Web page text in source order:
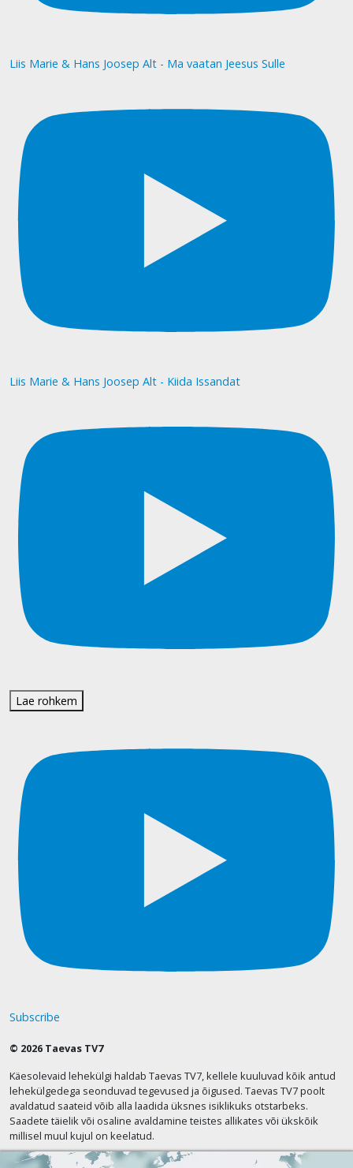
Liis Marie & Hans Joosep Alt - Ma vaatan Jeesus Sulle
Liis Marie & Hans Joosep Alt - Kiida Issandat
Lae rohkem
Subscribe
© 2026 Taevas TV7
Käesolevaid lehekülgi haldab Taevas TV7, kellele kuuluvad kõik antud
lehekülgedega seonduvad tegevused ja õigused. Taevas TV7 poolt
avaldatud saateid võib alla laadida üksnes isiklikuks otstarbeks.
Saadete täielik või osaline avaldamine teistes allikates või ükskõik
millisel muul kujul on keelatud.